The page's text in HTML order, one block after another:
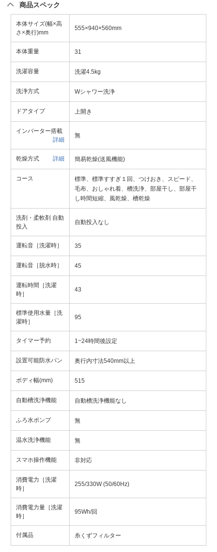
商品スペック
本体サイズ(幅×高
さ×奥行)mm
555×940×560mm
本体重量 31
洗濯容量 洗濯4.5kg
洗浄方式 Wシャワー洗浄
ドアタイプ 上開き
インバーター搭載
詳細
無
乾燥方式 詳細 簡易乾燥(送風機能)
コース
標準、標準すすぎ１回、つけおき、スピード、
毛布、おしゃれ着、槽洗浄、部屋干し、部屋干
し時間短縮、風乾燥、槽乾燥
洗剤・柔軟剤 自動
投入
自動投入なし
運転音［洗濯時］ 35
運転音［脱水時］ 45
運転時間［洗濯
時］
43
標準使用水量［洗
濯時］
95
タイマー予約 1~24時間後設定
設置可能防水パン 奥行内寸法540mm以上
ボディ幅(mm) 515
自動槽洗浄機能 自動槽洗浄機能なし
ふろ水ポンプ 無
温水洗浄機能 無
スマホ操作機能 非対応
消費電力［洗濯
時］
255/330W (50/60Hz)
消費電力量［洗濯
時］
95Wh/回
付属品 糸くずフィルター